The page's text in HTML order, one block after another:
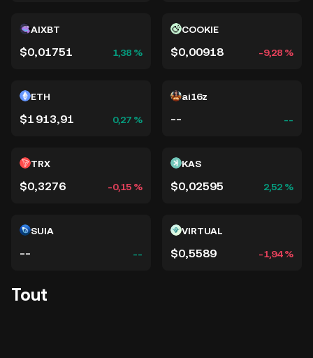
AIXBT
$0,01751 1,38 %
COOKIE
$0,00918 -9,28 %
ETH
$1 913,91 0,27 %
ai16z
-- --
TRX
$0,3276 -0,15 %
KAS
$0,02595 2,52 %
SUIA
-- --
VIRTUAL
$0,5589 -1,94 %
Tout